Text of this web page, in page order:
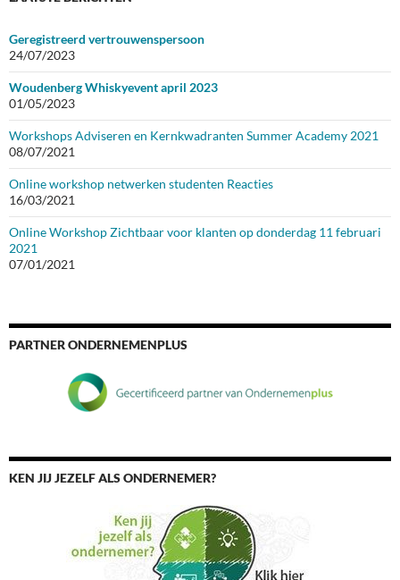
Geregistreerd vertrouwenspersoon
24/07/2023
Woudenberg Whiskyevent april 2023
01/05/2023
Workshops Adviseren en Kernkwadranten Summer Academy 2021
08/07/2021
Online workshop netwerken studenten Reacties
16/03/2021
Online Workshop Zichtbaar voor klanten op donderdag 11 februari
2021
07/01/2021
PARTNER ONDERNEMENPLUS
KEN JIJ JEZELF ALS ONDERNEMER?